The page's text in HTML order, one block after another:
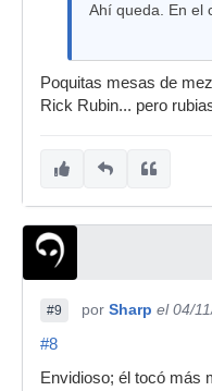
Ahí queda. En el
Poquitas mesas de
Rick Rubin... pero
#9 por Sharp el 04/
#8
Envidioso; él tocó más